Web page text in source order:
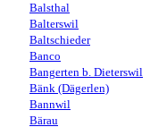
Balsthal
Balterswil
Baltschieder
Banco
Bangerten b. Dieterswil
Bänk (Dägerlen)
Bannwil
Bärau